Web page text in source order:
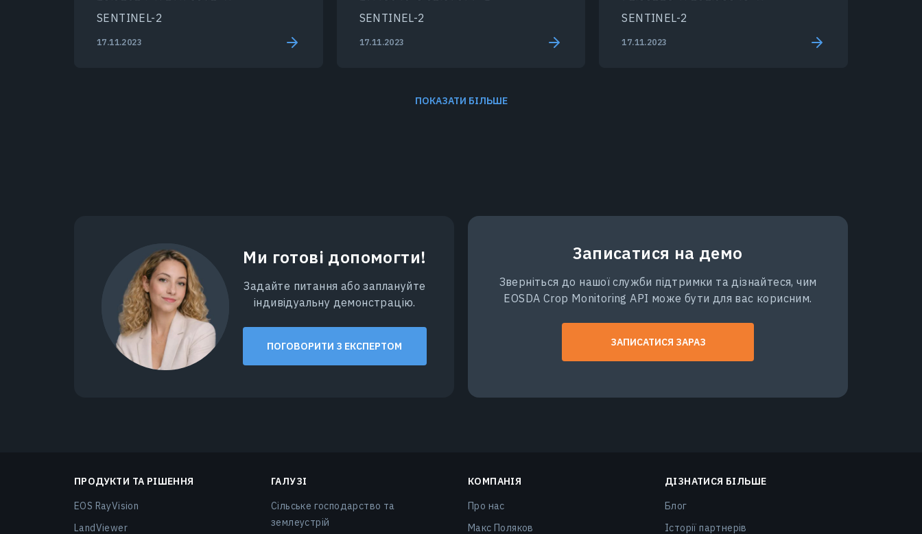
SENTINEL-2
17.11.2023
SENTINEL-2
17.11.2023
SENTINEL-2
17.11.2023
ПОКАЗАТИ БІЛЬШЕ
Ми готові допомогти!
Задайте питання або заплануйте
індивідуальну демонстрацію.
ПОГОВОРИТИ З ЕКСПЕРТОМ
Записатися на демо
Зверніться до нашої служби підтримки та дізнайтеся, чим
EOSDA Crop Monitoring API може бути для вас корисним.
ЗАПИСАТИСЯ ЗАРАЗ
ПРОДУКТИ ТА РІШЕННЯ
EOS RayVision
LandViewer
ГАЛУЗІ
Сільське господарство та
землеустрій
КОМПАНІЯ
Про нас
Макс Поляков
ДІЗНАТИСЯ БІЛЬШЕ
Блог
Історії партнерів